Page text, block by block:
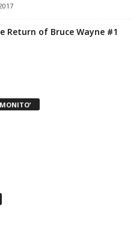
Return of Bruce Wayne #1